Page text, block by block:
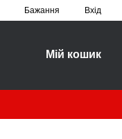
Бажання Вхід
Мій кошик